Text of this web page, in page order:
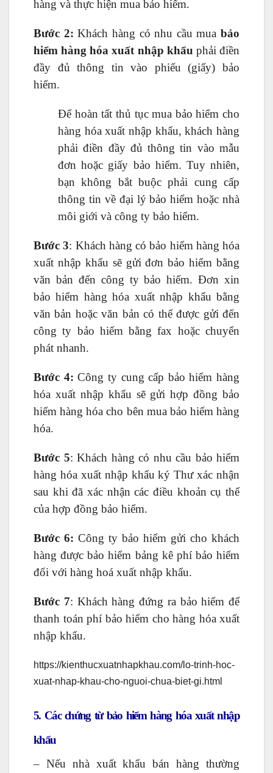
hàng và thực hiện mua bảo hiểm.
Bước 2: Khách hàng có nhu cầu mua bảo
hiểm hàng hóa xuất nhập khẩu phải điền
đầy đủ thông tin vào phiếu (giấy) bảo
hiểm.
Để hoàn tất thủ tục mua bảo hiểm cho
hàng hóa xuất nhập khẩu, khách hàng
phải điền đầy đủ thông tin vào mẫu
đơn hoặc giấy bảo hiểm. Tuy nhiên,
bạn không bắt buộc phải cung cấp
thông tin về đại lý bảo hiểm hoặc nhà
môi giới và công ty bảo hiểm.
Bước 3: Khách hàng có bảo hiểm hàng hóa
xuất nhập khẩu sẽ gửi đơn bảo hiểm bằng
văn bản đến công ty bảo hiểm. Đơn xin
bảo hiểm hàng hóa xuất nhập khẩu bằng
văn bản hoặc văn bản có thể được gửi đến
công ty bảo hiểm bằng fax hoặc chuyển
phát nhanh.
Bước 4: Công ty cung cấp bảo hiểm hàng
hóa xuất nhập khẩu sẽ gửi hợp đồng bảo
hiểm hàng hóa cho bên mua bảo hiểm hàng
hóa.
Bước 5: Khách hàng có nhu cầu bảo hiểm
hàng hóa xuất nhập khẩu ký Thư xác nhận
sau khi đã xác nhận các điều khoản cụ thể
của hợp đồng bảo hiểm.
Bước 6: Công ty bảo hiểm gửi cho khách
hàng được bảo hiểm bảng kê phí bảo hiểm
đối với hàng hoá xuất nhập khẩu.
Bước 7: Khách hàng đứng ra bảo hiểm để
thanh toán phí bảo hiểm cho hàng hóa xuất
nhập khẩu.
https://kienthucxuatnhapkhau.com/lo-trinh-hoc-
xuat-nhap-khau-cho-nguoi-chua-biet-gi.html
5. Các chứng từ bảo hiểm hàng hóa xuất nhập
khẩu
– Nếu nhà xuất khẩu bán hàng thường